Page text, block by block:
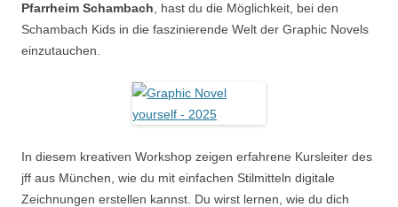
Pfarrheim Schambach , hast du die Möglichkeit, bei den
Schambach Kids in die faszinierende Welt der Graphic Novels
einzutauchen.
In diesem kreativen Workshop zeigen erfahrene Kursleiter des
jff aus München, wie du mit einfachen Stilmitteln digitale
Zeichnungen erstellen kannst. Du wirst lernen, wie du dich